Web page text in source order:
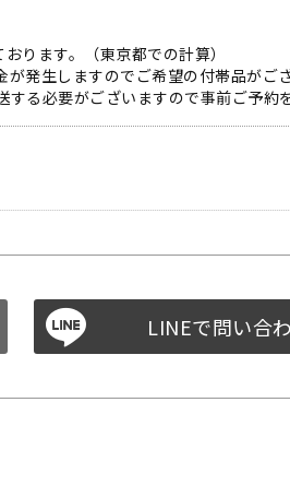
ります。（東京都での計算）
発生しますのでご希望の付帯品がご
る必要がございますので事前ご予約